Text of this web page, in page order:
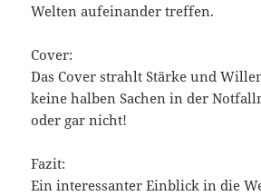
Welten aufeinander treffen.
Cover:
Das Cover strahlt Stärke und
keine halben Sachen in der
oder gar nicht!
Fazit:
Ein interessanter Einblick in die